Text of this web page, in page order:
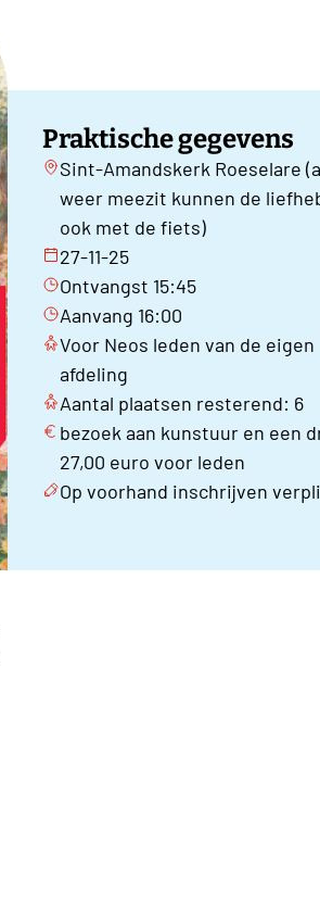
Praktische gegevens
Sint-Amandskerk Roeselare
weer meezit kunnen de
ook met de fiets)
27-11-25
Ontvangst 15:45
Aanvang 16:00
Voor Neos leden van de eigen
afdeling
Aantal plaatsen resterend: 6
bezoek aan kunstuur en een
27,00 euro voor leden
Op voorhand inschrijven